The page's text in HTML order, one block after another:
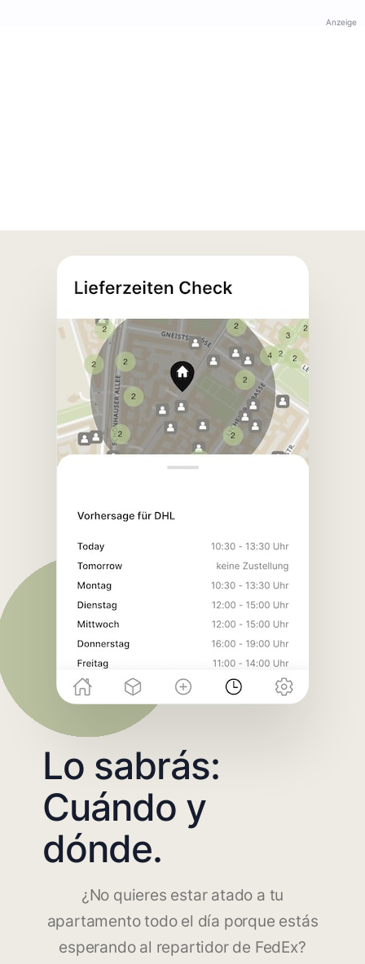
Anzeige
Lo sabrás:
Cuándo y
dónde.
¿No quieres estar atado a tu
apartamento todo el día porque estás
esperando al repartidor de FedEx?